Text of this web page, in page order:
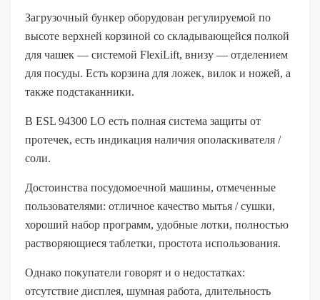
Загрузочный бункер оборудован регулируемой по
высоте верхней корзиной со складывающейся полкой
для чашек — системой FlexiLift, внизу — отделением
для посуды. Есть корзина для ложек, вилок и ножей, а
также подстаканники.
В ESL 94300 LO есть полная система защиты от
протечек, есть индикация наличия ополаскивателя /
соли.
Достоинства посудомоечной машины, отмеченные
пользователями: отличное качество мытья / сушки,
хороший набор программ, удобные лотки, полностью
растворяющиеся таблетки, простота использования.
Однако покупатели говорят и о недостатках:
отсутствие дисплея, шумная работа, длительность